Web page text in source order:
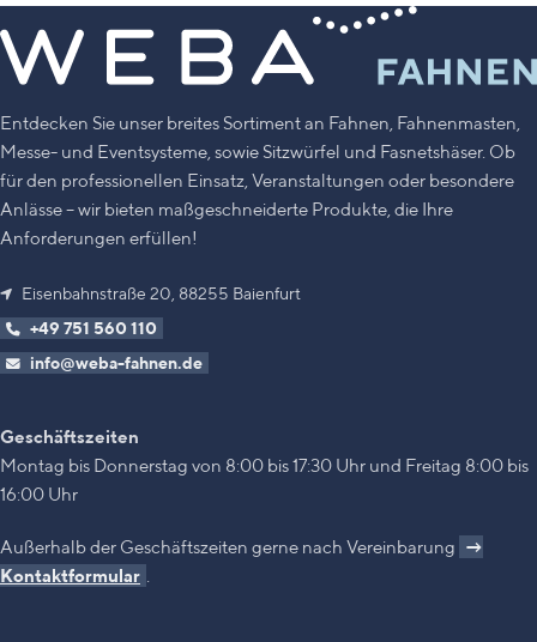
UV-Stabilität
Made in Germany
Dekoration
Leuchtende Farben mit hoher
UV-Stabilität
Entdecken Sie unser breites Sortiment an Fahnen, Fahnenmasten,
Messe- und Eventsysteme, sowie Sitzwürfel und Fasnetshäser. Ob
für den professionellen Einsatz, Veranstaltungen oder besondere
Anlässe – wir bieten maßgeschneiderte Produkte, die Ihre
Anforderungen erfüllen!
Eisenbahnstraße 20, 88255 Baienfurt
+49 751 560 110
info@weba-fahnen.de
Geschäftszeiten
Montag bis Donnerstag von 8:00 bis 17:30 Uhr und Freitag 8:00 bis
16:00 Uhr
Außerhalb der Geschäftszeiten gerne nach Vereinbarung →
Kontaktformular